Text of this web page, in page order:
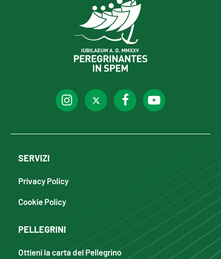
SERVIZI
Privacy Policy
Cookie Policy
PELLEGRINI
Ottieni la carta del Pellegrino